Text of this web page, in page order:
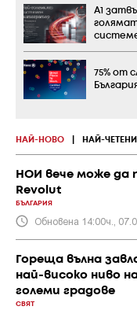
НАЙ-НОВО НАЙ-ЧЕТЕНИ
НОИ вече може да
Revolut
БЪЛГАРИЯ
Обновена 14:00ч.,
Гореща вълна
най-високо ниво
големи градове
СВЯТ
А1
75% от